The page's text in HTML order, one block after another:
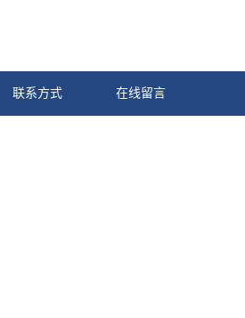
联系方式 在线留言